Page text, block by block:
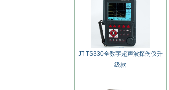
JT-TS330全数字超声波探伤仪升
级款